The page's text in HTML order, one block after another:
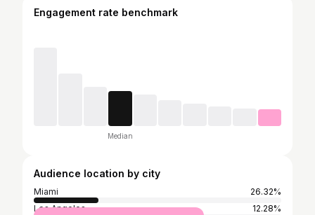
Engagement rate benchmark
Median
Audience location by city
Miami
26.32%
Los Angeles
12.28%